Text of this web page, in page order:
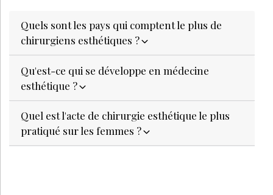
Quels sont les pays qui comptent le plus de
chirurgiens esthétiques ?
Qu'est-ce qui se développe en médecine
esthétique ?
Quel est l'acte de chirurgie esthétique le plus
pratiqué sur les femmes ?